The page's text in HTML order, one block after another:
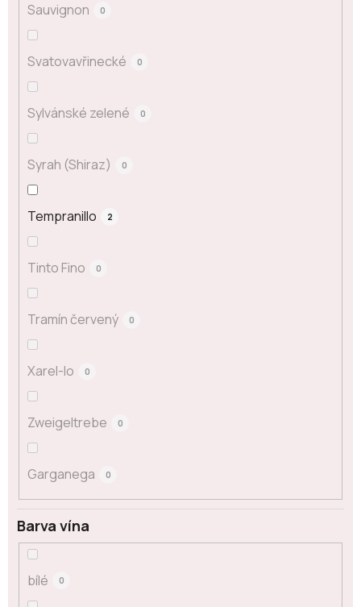
Sauvignon 0
Svatovavřinecké 0
Sylvánské zelené 0
Syrah (Shiraz) 0
Tempranillo 2
Tinto Fino 0
Tramín červený 0
Xarel-lo 0
Zweigeltrebe 0
Garganega 0
Barva vína
bílé 0